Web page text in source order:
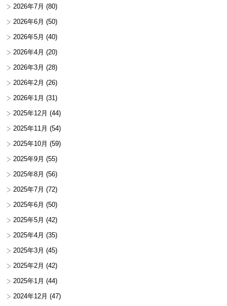
2026年7月 (80)
2026年6月 (50)
2026年5月 (40)
2026年4月 (20)
2026年3月 (28)
2026年2月 (26)
2026年1月 (31)
2025年12月 (44)
2025年11月 (54)
2025年10月 (59)
2025年9月 (55)
2025年8月 (56)
2025年7月 (72)
2025年6月 (50)
2025年5月 (42)
2025年4月 (35)
2025年3月 (45)
2025年2月 (42)
2025年1月 (44)
2024年12月 (47)